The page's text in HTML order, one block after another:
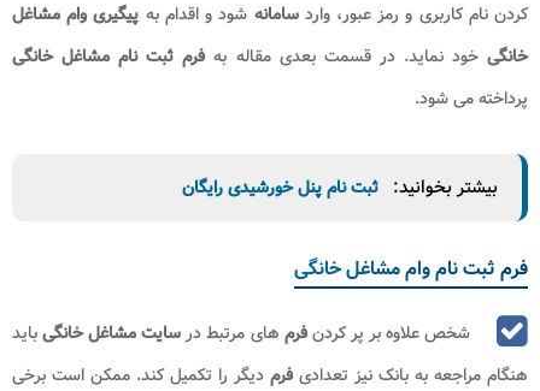
کردن نام کاربری و رمز عبور، واردسامانه شود و اقدام به پیگیری وام مشاغل
خانگیخود نماید. در قسمت بعدی مقاله بهفرم ثبت نام مشاغل خانگی
پرداخته می شود.
بیشتر بخوانید: ثبت نام پنل خورشیدی رایگان
فرم ثبت نام وام مشاغل خانگی
شخص علاوه بر پر کردنفرم های مرتبط درسایت مشاغل خانگیباید
هنگام مراجعه به بانک نیز تعدادیفرم دیگر را تکمیل کند. ممکن است برخی